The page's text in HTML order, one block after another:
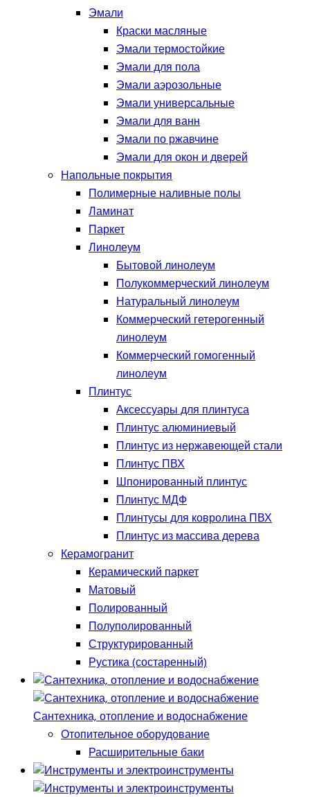
Эмали
Краски масляные
Эмали термостойкие
Эмали для пола
Эмали аэрозольные
Эмали универсальные
Эмали для ванн
Эмали по ржавчине
Эмали для окон и дверей
Напольные покрытия
Полимерные наливные полы
Ламинат
Паркет
Линолеум
Бытовой линолеум
Полукоммерческий линолеум
Натуральный линолеум
Коммерческий гетерогенный
линолеум
Коммерческий гомогенный
линолеум
Плинтус
Аксессуары для плинтуса
Плинтус алюминиевый
Плинтус из нержавеющей стали
Плинтус ПВХ
Шпонированный плинтус
Плинтус МДФ
Плинтусы для ковролина ПВХ
Плинтус из массива дерева
Керамогранит
Керамический паркет
Матовый
Полированный
Полуполированный
Структурированный
Рустика (состаренный)
Сантехника, отопление и водоснабжение
Отопительное оборудование
Расширительные баки